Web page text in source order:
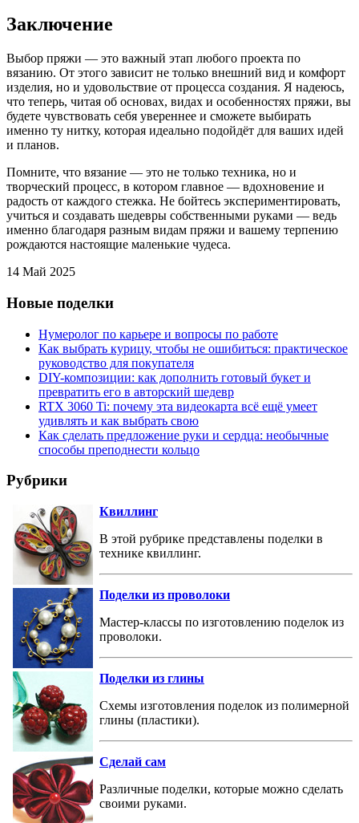
Заключение
Выбор пряжи — это важный этап любого проекта по
вязанию. От этого зависит не только внешний вид и комфорт
изделия, но и удовольствие от процесса создания. Я надеюсь,
что теперь, читая об основах, видах и особенностях пряжи, вы
будете чувствовать себя увереннее и сможете выбирать
именно ту нитку, которая идеально подойдёт для ваших идей
и планов.
Помните, что вязание — это не только техника, но и
творческий процесс, в котором главное — вдохновение и
радость от каждого стежка. Не бойтесь экспериментировать,
учиться и создавать шедевры собственными руками — ведь
именно благодаря разным видам пряжи и вашему терпению
рождаются настоящие маленькие чудеса.
14 Май 2025
Новые поделки
Нумеролог по карьере и вопросы по работе
Как выбрать курицу, чтобы не ошибиться: практическое
руководство для покупателя
DIY-композиции: как дополнить готовый букет и
превратить его в авторский шедевр
RTX 3060 Ti: почему эта видеокарта всё ещё умеет
удивлять и как выбрать свою
Как сделать предложение руки и сердца: необычные
способы преподнести кольцо
Рубрики
Квиллинг
В этой рубрике представлены поделки в
технике квиллинг.
Поделки из проволоки
Мастер-классы по изготовлению поделок из
проволоки.
Поделки из глины
Схемы изготовления поделок из полимерной
глины (пластики).
Сделай сам
Различные поделки, которые можно сделать
своими руками.